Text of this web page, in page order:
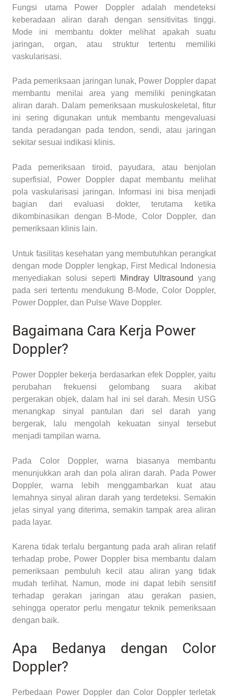
Fungsi utama Power Doppler adalah mendeteksi
keberadaan aliran darah dengan sensitivitas tinggi.
Mode ini membantu dokter melihat apakah suatu
jaringan, organ, atau struktur tertentu memiliki
vaskularisasi.
Pada pemeriksaan jaringan lunak, Power Doppler dapat
membantu menilai area yang memiliki peningkatan
aliran darah. Dalam pemeriksaan muskuloskeletal, fitur
ini sering digunakan untuk membantu mengevaluasi
tanda peradangan pada tendon, sendi, atau jaringan
sekitar sesuai indikasi klinis.
Pada pemeriksaan tiroid, payudara, atau benjolan
superfisial, Power Doppler dapat membantu melihat
pola vaskularisasi jaringan. Informasi ini bisa menjadi
bagian dari evaluasi dokter, terutama ketika
dikombinasikan dengan B-Mode, Color Doppler, dan
pemeriksaan klinis lain.
Untuk fasilitas kesehatan yang membutuhkan perangkat
dengan mode Doppler lengkap, First Medical Indonesia
menyediakan solusi seperti Mindray Ultrasound
yang
pada seri tertentu mendukung B-Mode, Color Doppler,
Power Doppler, dan Pulse Wave Doppler.
Bagaimana Cara Kerja Power
Doppler?
Power Doppler bekerja berdasarkan efek Doppler, yaitu
perubahan frekuensi gelombang suara akibat
pergerakan objek, dalam hal ini sel darah. Mesin USG
menangkap sinyal pantulan dari sel darah yang
bergerak, lalu mengolah kekuatan sinyal tersebut
menjadi tampilan warna.
Pada Color Doppler, warna biasanya membantu
menunjukkan arah dan pola aliran darah. Pada Power
Doppler, warna lebih menggambarkan kuat atau
lemahnya sinyal aliran darah yang terdeteksi. Semakin
jelas sinyal yang diterima, semakin tampak area aliran
pada layar.
Karena tidak terlalu bergantung pada arah aliran relatif
terhadap probe, Power Doppler bisa membantu dalam
pemeriksaan pembuluh kecil atau aliran yang tidak
mudah terlihat. Namun, mode ini dapat lebih sensitif
terhadap gerakan jaringan atau gerakan pasien,
sehingga operator perlu mengatur teknik pemeriksaan
dengan baik.
Apa Bedanya dengan Color
Doppler?
Perbedaan Power Doppler dan Color Doppler terletak